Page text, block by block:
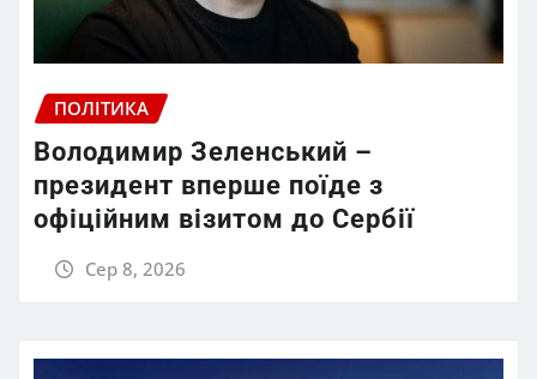
ПОЛІТИКА
Володимир Зеленський –
президент вперше поїде з
офіційним візитом до Сербії
Сер 8, 2026